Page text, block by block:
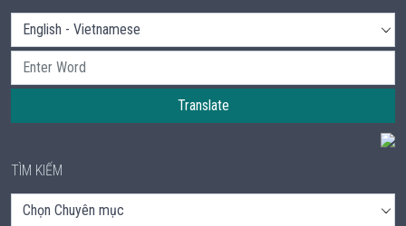
Translate
TÌM KIẾM